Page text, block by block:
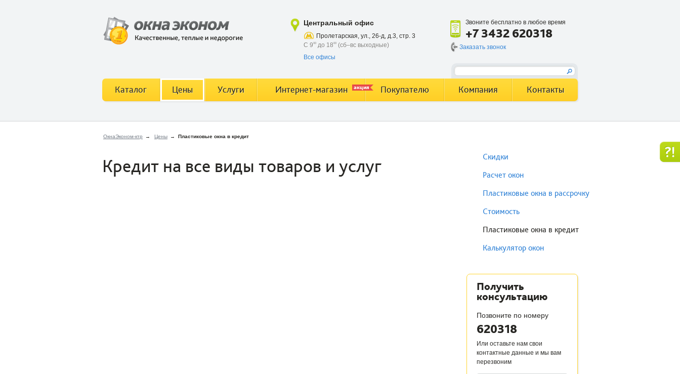
ОкнаЭконом-ктр → Цены → Пластиковые окна в кредит
Кредит на все виды товаров и услуг
Скидки
Расчет окон
Пластиковые окна в рассрочку
Стоимость
Пластиковые окна в кредит
Калькулятор окон
Получить
консультацию
Позвоните по номеру
620318
Или оставьте нам свои
контактные данные и мы вам
перезвоним
Центральный офис
Пролетарская, ул., 26-д, д.3, стр. 3
С 900 до 1800 (сб–вс выходные)
Все офисы
Звоните бесплатно в любое время
+7 3432 620318
Заказать звонок
Каталог Цены Услуги Интернет-магазин акция Покупателю Компания Контакты